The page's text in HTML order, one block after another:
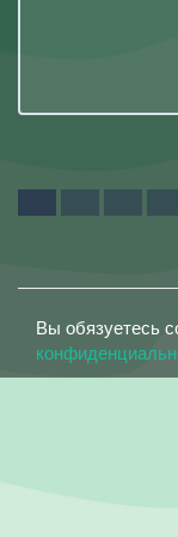
Вы обязуетесь